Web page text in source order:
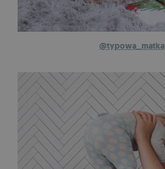
@typowa_matka